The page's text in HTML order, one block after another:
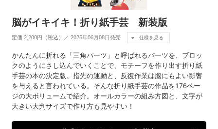
脳がイキイキ！折り紙手芸 新装版
定価 2,200円（税込）／ 2026年06月08日発売 仕様を見る
かんたんに折れる「三角パーツ」と呼ばれるパーツを、ブロッ
クのようにさし込んでいくことで、モチーフを作り出す折り紙
手芸の本の決定版。指先の運動と、反復作業は脳にもよい影響
を与えると言われている。そんな折り紙手芸の作品を176ペー
ジの大ボリュームで紹介。オールカラーの組み方図と、文字が
大きい大判サイズで作り方も見やすい！